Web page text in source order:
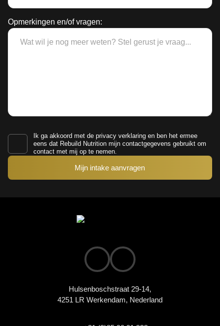
Opmerkingen en/of vragen:
Ik ga akkoord met de privacy verklaring en ben het ermee
eens dat Rebuild Nutrition mijn contactgegevens gebruikt om
contact met mij op te nemen.
Hulsenboschstraat 29-14,
4251 LR Werkendam, Nederland